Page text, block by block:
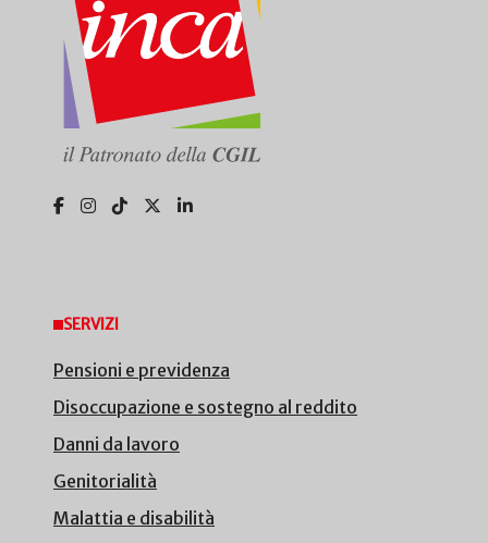
SERVIZI
Pensioni e previdenza
Disoccupazione e sostegno al reddito
Danni da lavoro
Genitorialità
Malattia e disabilità